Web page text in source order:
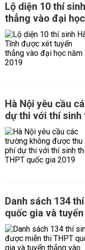
Lộ diện 10 thí
thẳng vào đại
Hà Nội yêu cầu
dự thi với thí sinh
Danh sách 134
quốc gia và